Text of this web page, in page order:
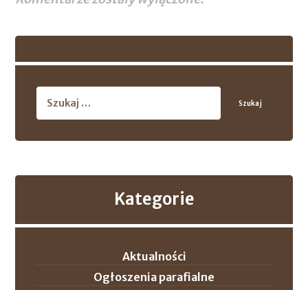
Szukaj
Kategorie
Aktualności
Ogłoszenia parafialne